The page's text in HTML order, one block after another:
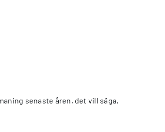
senaste åren, det vill säga,